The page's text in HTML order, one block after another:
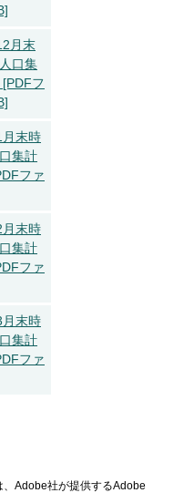
月末
口集
フ
末時
集計
ファ
末時
集計
ファ
末時
集計
ファ
、Adobe社が提供するAdobe